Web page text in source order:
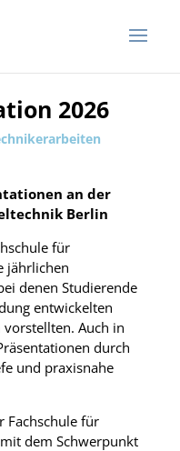
2026
an der
Berlin
für
jährlichen
denen Studierende
entwickelten
Auch in
durch
und praxisnahe
Fachschule für
dem Schwerpunkt